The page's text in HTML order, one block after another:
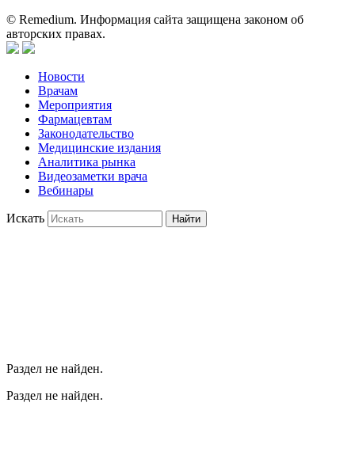
© Remedium. Информация сайта защищена законом об
авторских правах.
Новости
Врачам
Мероприятия
Фармацевтам
Законодательство
Медицинские издания
Аналитика рынка
Видеозаметки врача
Вебинары
Искать Найти
Раздел не найден.
Раздел не найден.